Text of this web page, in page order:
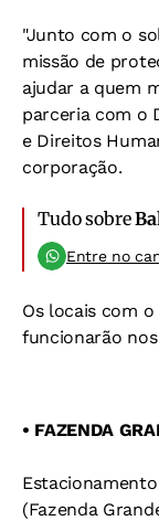
"Junto com o
missão de
ajudar a quem
parceria com o
e Direitos
corporação.
Tudo sobre
Entre no
Os locais com
funcionarão
• FAZENDA
(Fazenda